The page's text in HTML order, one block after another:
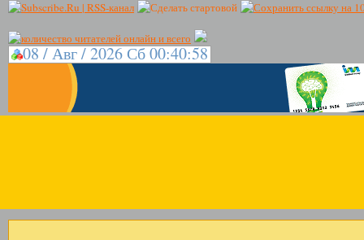
08 / Авг / 2026 Сб 00:40:59